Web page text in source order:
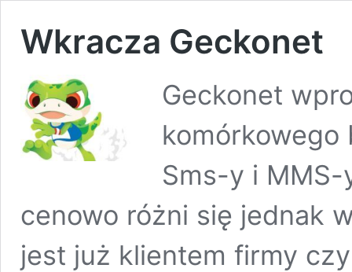
Wkracza Geckonet
Geckonet
komórkowego
Sms-y i
cenowo różni się jednak
jest już klientem firmy